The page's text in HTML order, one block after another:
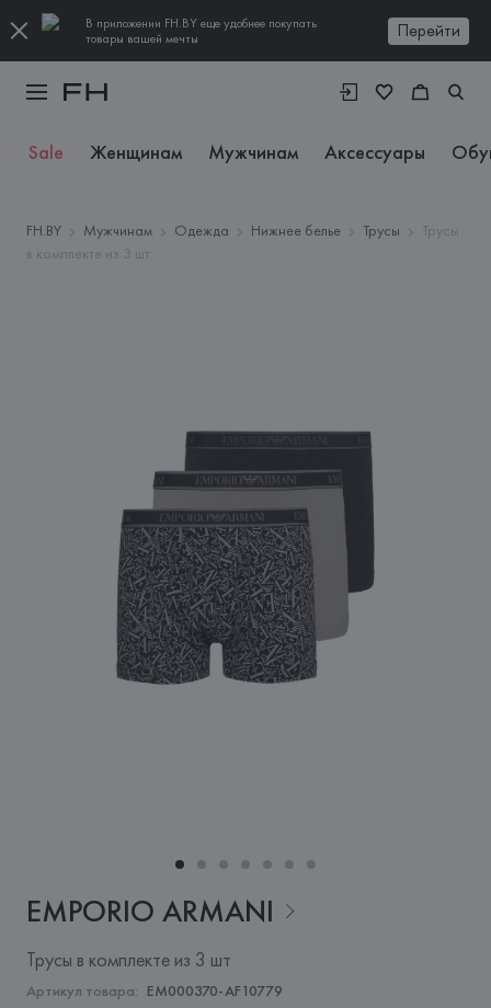
В приложении FH.BY еще удобнее покупать
товары вашей мечты
Перейти
Sale Женщинам Мужчинам Аксессуары
FH.BY Мужчинам Одежда Нижнее белье Трусы
Трусы
в комплекте из 3 шт
EMPORIO ARMANI
Трусы в комплекте из 3 шт
Артикул товара: EM000370-AF10779